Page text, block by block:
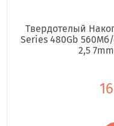
Твердотелый
Series 480Gb 560Мб/
2,5